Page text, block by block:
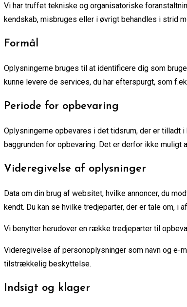
Vi har truffet tekniske og organisatoriske
kendskab, misbruges eller i øvrigt behandles i strid
Formål
Oplysningerne bruges til at identificere dig som
kunne levere de services, du har efterspurgt, som
Periode for opbevaring
Oplysningerne opbevares i det tidsrum, der er tilladt
baggrunden for opbevaring. Det er derfor ikke muligt
Videregivelse af oplysninger
Data om din brug af websitet, hvilke annoncer, du
kendt. Du kan se hvilke tredjeparter, der er tale om, i
Vi benytter herudover en række tredjeparter til
Videregivelse af personoplysninger som navn og e-
tilstrækkelig beskyttelse.
Indsigt og klager